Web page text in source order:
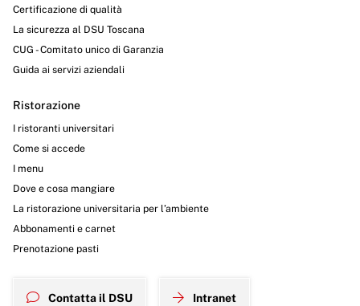
Certificazione di qualità
La sicurezza al DSU Toscana
CUG - Comitato unico di Garanzia
Guida ai servizi aziendali
Ristorazione
I ristoranti universitari
Come si accede
I menu
Dove e cosa mangiare
La ristorazione universitaria per l’ambiente
Abbonamenti e carnet
Prenotazione pasti
Contatta il DSU Intranet